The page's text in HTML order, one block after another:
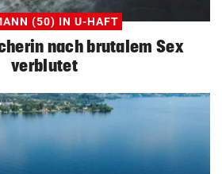
(50) IN U-HAFT
nach brutalem Sex
verblutet